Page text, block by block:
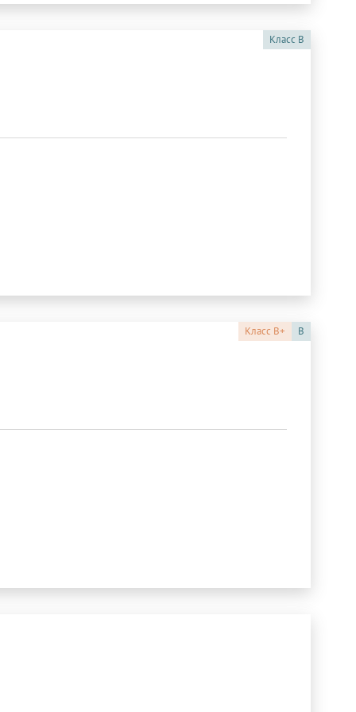
Класс B
Класс B+ B